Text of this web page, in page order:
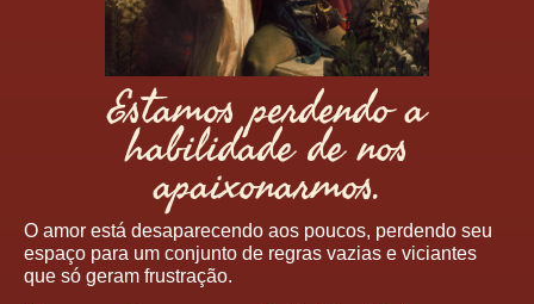
Estamos perdendo a
habilidade de nos
apaixonarmos.
O amor está desaparecendo aos poucos, perdendo seu
espaço para um conjunto de regras vazias e viciantes
que só geram frustração.